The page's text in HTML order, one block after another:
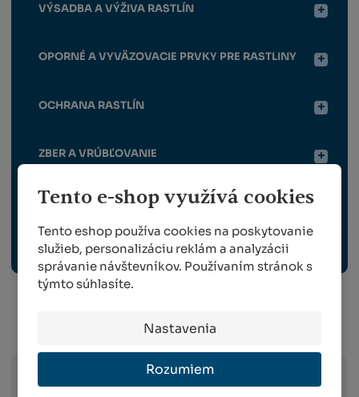
Tento e-shop využívá cookies
Tento eshop používa cookies na poskytovanie
služieb, personalizáciu reklám a analyzácii
správanie návštevníkov. Používaním stránok s
týmto súhlasíte.
Nastavenia
Rozumiem
VÝSADBA A VÝŽIVA RASTLÍN
OPORNÉ A VYVÄZOVACIE PRVKY PRE RASTLINY
OCHRANA RASTLÍN
ZBER A VRÚBĽOVANIE
VYBAVENIE ZÁHRADY, VONKAJŠIE ELEKTRO
ODBORNÉ PUBLIKÁCIE
Info o preprave: